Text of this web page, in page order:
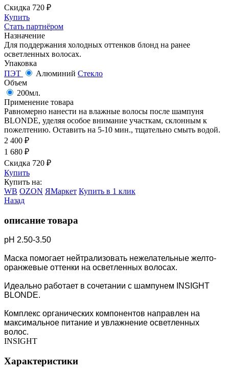
Скидка 720 ₽
Купить
Стать партнёром
Назначение
Для поддержания холодных оттенков блонд на ранее
осветленных волосах.
Упаковка
ПЭТ
Алюминий Стекло
Объем
200мл.
Применение товара
Равномерно нанести на влажные волосы после шампуня
BLONDE, уделяя особое внимание участкам, склонным к
пожелтению. Оставить на 5-10 мин., тщательно смыть водой.
2 400 ₽
1 680 ₽
Скидка 720 ₽
Купить
Купить на:
WB OZON ЯМаркет Купить в 1 клик
Назад
описание товара
pH 2.50-3.50
Маска помогает нейтрализовать нежелательные желто-
оранжевые оттенки на осветленных волосах.
Идеально работает в сочетании с шампунем INSIGHT
BLONDE.
Комплекс органических компонентов направлен на
максимальное питание и увлажнение осветленных
волос.
INSIGHT
Характеристики